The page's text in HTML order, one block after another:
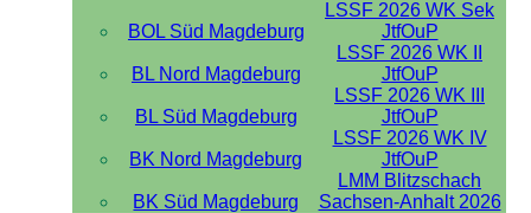
BOL Süd Magdeburg
LSSF 2026 WK Sek
JtfOuP
BL Nord Magdeburg
LSSF 2026 WK II
JtfOuP
BL Süd Magdeburg
LSSF 2026 WK III
JtfOuP
BK Nord Magdeburg
LSSF 2026 WK IV
JtfOuP
BK Süd Magdeburg
LMM Blitzschach
Sachsen-Anhalt 2026